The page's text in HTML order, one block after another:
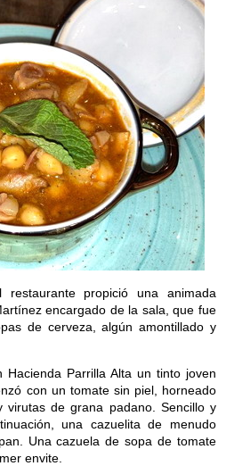
restaurante propició una animada
encargado de la sala, que fue
de cerveza, algún amontillado y
Hacienda Parrilla Alta un tinto joven
con un tomate sin piel, horneado
de grana padano. Sencillo y
una cazuelita de menudo
Una cazuela de sopa de tomate
envite.